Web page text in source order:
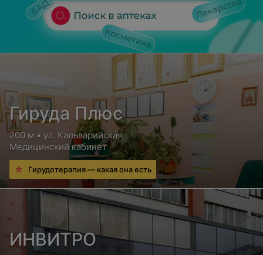
Гируда Плюс
200 м • ул. Кальварийская
Медицинский кабинет
Гирудотерапия — какая она есть
ИНВИТРО